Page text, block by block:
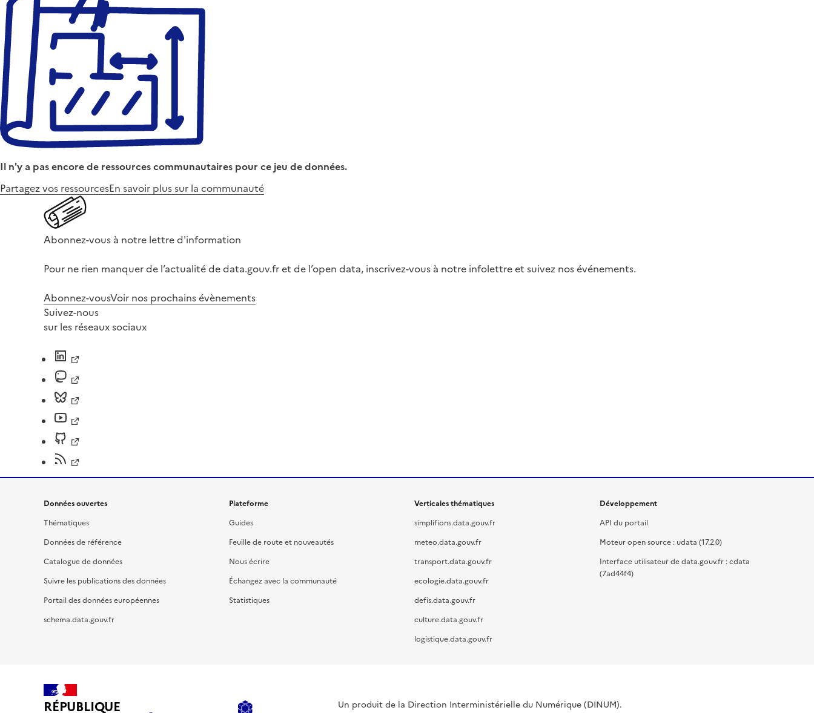
Il n'y a pas encore de ressources communautaires pour ce jeu de données.
Partagez vos ressourcesEn savoir plus sur la communauté
Abonnez-vous à notre lettre d'information
Pour ne rien manquer de l’actualité de data.gouv.fr et de l’open data, inscrivez-vous à notre infolettre et suivez nos événements.
Abonnez-vousVoir nos prochains évènements
Suivez-nous
sur les réseaux sociaux
Données ouvertes
Thématiques
Données de référence
Catalogue de données
Suivre les publications des données
Portail des données européennes
schema.data.gouv.fr
Plateforme
Guides
Feuille de route et nouveautés
Nous écrire
Échangez avec la communauté
Statistiques
Verticales thématiques
simplifions.data.gouv.fr
meteo.data.gouv.fr
transport.data.gouv.fr
ecologie.data.gouv.fr
defis.data.gouv.fr
culture.data.gouv.fr
logistique.data.gouv.fr
Développement
API du portail
Moteur open source : udata (17.2.0)
Interface utilisateur de data.gouv.fr : cdata
(7ad44f4)
RÉPUBLIQUE Un produit de la Direction Interministérielle du Numérique (DINUM).